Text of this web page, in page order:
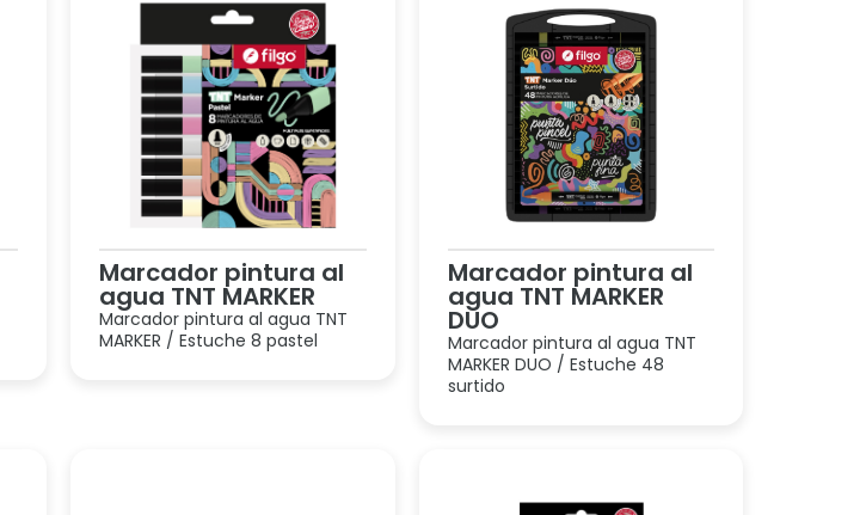
Marcador pintura al
agua TNT MARKER
Marcador pintura al agua TNT
MARKER / Estuche 8 pastel
Marcador pintura al
agua TNT MARKER
DUO
Marcador pintura al agua TNT
MARKER DUO / Estuche 48
surtido